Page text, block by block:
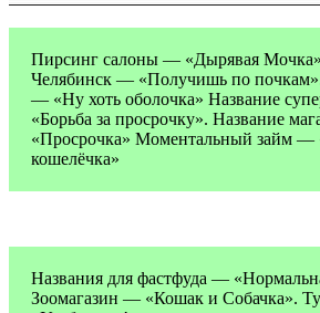
Пирсинг салоны — «Дырявая
Челябинск — «Получишь по
— «Ну хоть оболочка» Название
«Борьба за просрочку». Название
«Просрочка» Моментальный займ —
кошелёчка»
Названия для фастфуда —
Зоомагазин — «Кошак и Собачка».